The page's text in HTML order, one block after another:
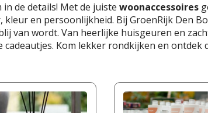
in de details! Met de juiste woonaccessoires
en persoonlijkheid. Bij GroenRijk Den
van wordt. Van heerlijke huisgeuren en
Kom lekker rondkijken en ontdek